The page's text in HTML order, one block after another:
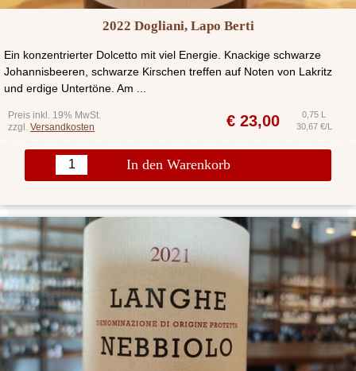
2022 Dogliani, Lapo Berti
Ein konzentrierter Dolcetto mit viel Energie. Knackige schwarze
Johannisbeeren, schwarze Kirschen treffen auf Noten von Lakritz
und erdige Untertöne. Am ...
Preis inkl. 19% MwSt.
zzgl. Versandkosten € 23,00
0,75 L
30,67 €/L
In den Warenkorb